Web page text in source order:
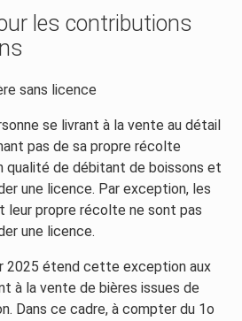
les contributions
sans licence
se livrant à la vente au détail
pas de sa propre récolte
qualité de débitant de boissons et
une licence. Par exception, les
leur propre récolte ne sont pas
une licence.
2025 étend cette exception aux
à la vente de bières issues de
Dans ce cadre, à compter du 1o